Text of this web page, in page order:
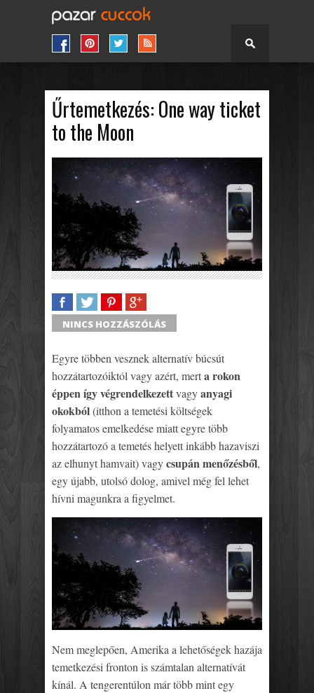
Űrtemetkezés: One way ticket
to the Moon
SHARETWEETSHARESHARE
NINCS HOZZÁSZÓLÁS
Egyre többen vesznek alternatív búcsút
hozzátartozóiktól vagy azért, merta rokon
éppen így végrendelkezettvagyanyagi
okokból(itthon a temetési költségek
folyamatos emelkedése miatt egyre több
hozzátartozó a temetés helyett inkább hazaviszi
az elhunyt hamvait) vagycsupán menőzésből,
egy újabb, utolsó dolog, amivel még fel lehet
hívni magunkra a figyelmet.
Nem meglepően, Amerika a lehetőségek hazája
temetkezési fronton is számtalan alternatívát
kínál. A tengerentúlon már több mint egy